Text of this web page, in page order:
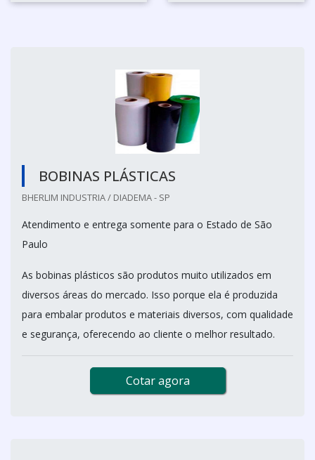
BOBINAS PLÁSTICAS
BHERLIM INDUSTRIA / DIADEMA - SP
Atendimento e entrega somente para o Estado de São
Paulo
As bobinas plásticos são produtos muito utilizados em
diversos áreas do mercado. Isso porque ela é produzida
para embalar produtos e materiais diversos, com qualidade
e segurança, oferecendo ao cliente o melhor resultado.
Cotar agora